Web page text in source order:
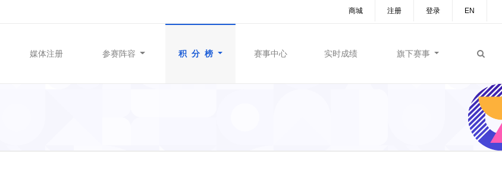
EN
登录
注册
商城
媒体注册 参赛阵容 积 分 榜 赛事中心 实时成绩 旗下赛事